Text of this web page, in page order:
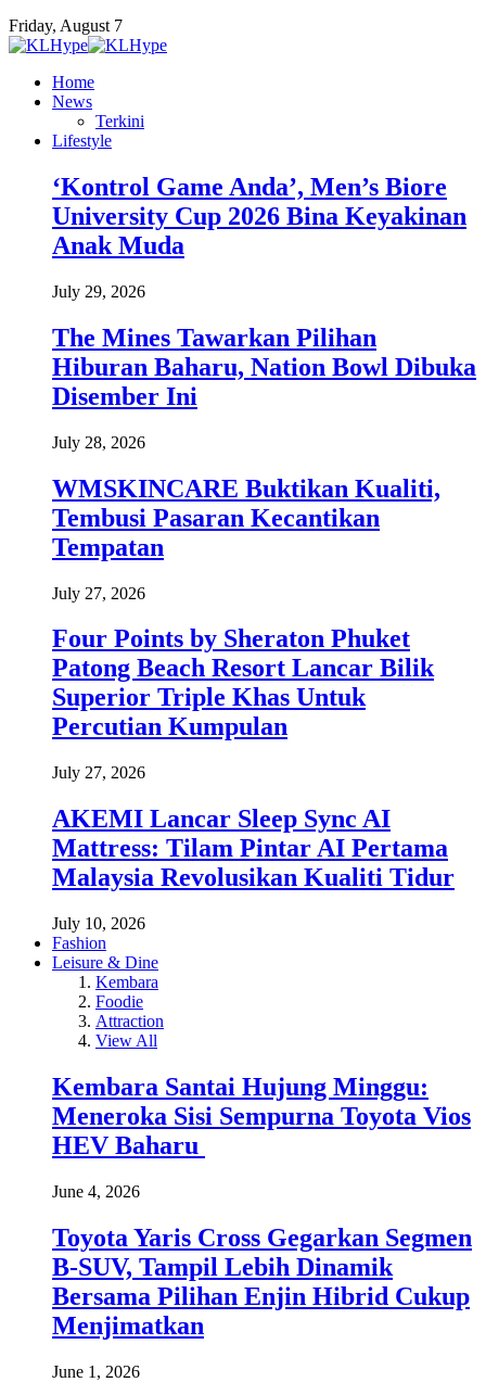
Friday, August 7
Home
News
Terkini
Lifestyle
‘Kontrol Game Anda’, Men’s Biore
University Cup 2026 Bina Keyakinan
Anak Muda
July 29, 2026
The Mines Tawarkan Pilihan
Hiburan Baharu, Nation Bowl Dibuka
Disember Ini
July 28, 2026
WMSKINCARE Buktikan Kualiti,
Tembusi Pasaran Kecantikan
Tempatan
July 27, 2026
Four Points by Sheraton Phuket
Patong Beach Resort Lancar Bilik
Superior Triple Khas Untuk
Percutian Kumpulan
July 27, 2026
AKEMI Lancar Sleep Sync AI
Mattress: Tilam Pintar AI Pertama
Malaysia Revolusikan Kualiti Tidur
July 10, 2026
Fashion
Leisure & Dine
Kembara
Foodie
Attraction
View All
Kembara Santai Hujung Minggu:
Meneroka Sisi Sempurna Toyota Vios
HEV Baharu
June 4, 2026
Toyota Yaris Cross Gegarkan Segmen
B-SUV, Tampil Lebih Dinamik
Bersama Pilihan Enjin Hibrid Cukup
Menjimatkan
June 1, 2026